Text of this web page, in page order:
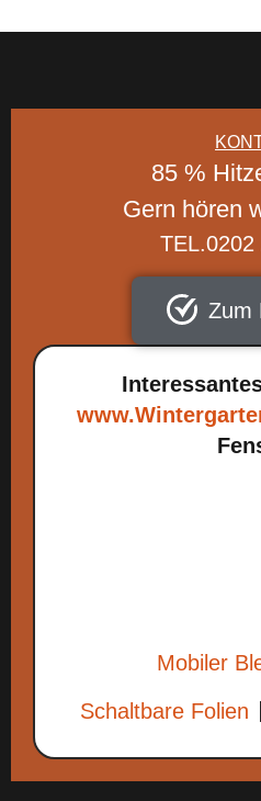
85 %
Gern hören
Zum
Mobiler
Schaltbare Folien